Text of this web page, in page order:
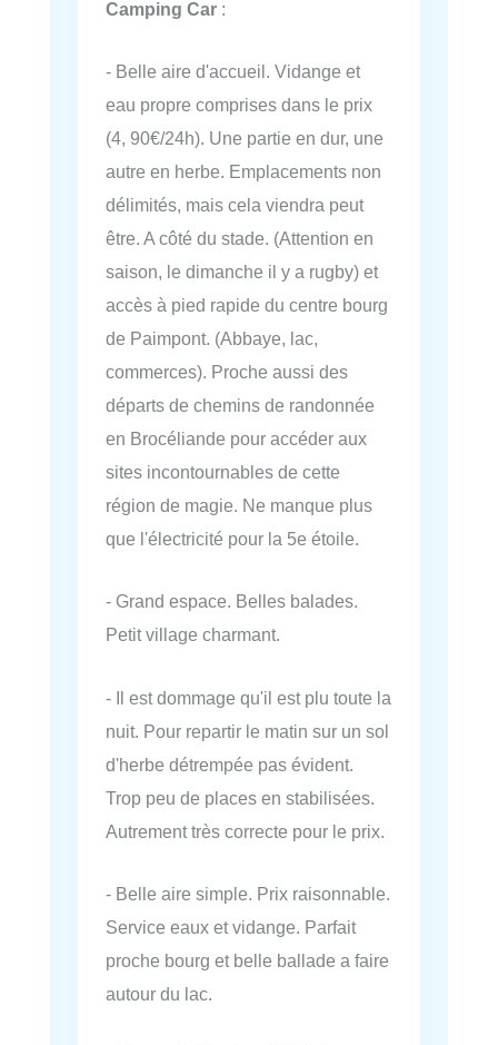
Camping Car :
- Belle aire d'accueil. Vidange et
eau propre comprises dans le prix
(4, 90€/24h). Une partie en dur, une
autre en herbe. Emplacements non
délimités, mais cela viendra peut
être. A côté du stade. (Attention en
saison, le dimanche il y a rugby) et
accès à pied rapide du centre bourg
de Paimpont. (Abbaye, lac,
commerces). Proche aussi des
départs de chemins de randonnée
en Brocéliande pour accéder aux
sites incontournables de cette
région de magie. Ne manque plus
que l'électricité pour la 5e étoile.
- Grand espace. Belles balades.
Petit village charmant.
- Il est dommage qu'il est plu toute la
nuit. Pour repartir le matin sur un sol
d'herbe détrempée pas évident.
Trop peu de places en stabilisées.
Autrement très correcte pour le prix.
- Belle aire simple. Prix raisonnable.
Service eaux et vidange. Parfait
proche bourg et belle ballade a faire
autour du lac.